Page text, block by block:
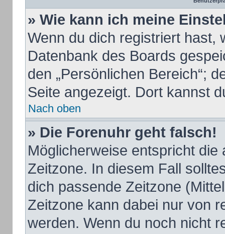
» Wie kann ich meine
Wenn du dich registriert hast,
Datenbank des Boards
den „Persönlichen Bereich“;
Seite angezeigt. Dort kannst
Nach oben
» Die Forenuhr geht falsch!
Möglicherweise entspricht
Zeitzone. In diesem Fall
dich passende Zeitzone
Zeitzone kann dabei nur von
werden. Wenn du noch nicht